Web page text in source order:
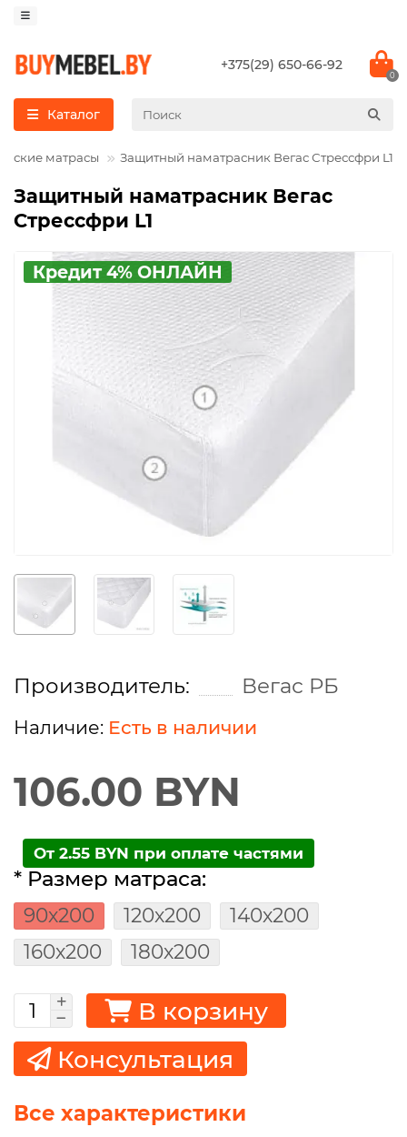
+375(29) 650-66-92
0
Каталог
матрасы Защитный наматрасник Вегас Стрессфри L1
Защитный наматрасник Вегас
Стрессфри L1
Кредит 4% ОНЛАЙН
Производитель: Вегас РБ
Есть в наличии
106.00 BYN
От 2.55 BYN при оплате частями
* Размер матраса:
90х200 120х200
140х200
160х200
180х200
В корзину
Консультация
Все характеристики